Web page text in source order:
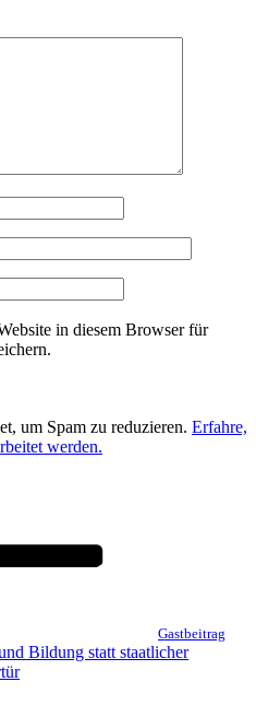
in diesem Browser für
um Spam zu reduzieren. Erfahre,
werden.
Gastbeitrag
Bildung statt staatlicher